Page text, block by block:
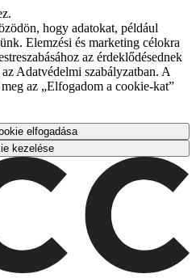
hogy adatokat, például
Elemzési és marketing célokra
az érdeklődésednek
Adatvédelmi szabályzatban. A
az „Elfogadom a cookie-kat”
elfogadása
kezelése